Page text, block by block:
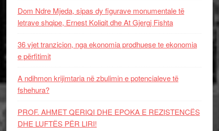
Dom Ndre Mjeda, sipas dy figurave monumentale të
letrave shqipe, Ernest Koliqit dhe At Gjergj Fishta
36 vjet tranzicion, nga ekonomia prodhuese te ekonomia
e përfitimit
A ndihmon krijimtaria në zbulimin e potencialeve të
fshehura?
PROF. AHMET QERIQI DHE EPOKA E REZISTENCЁS
DHE LUFTЁS PЁR LIRI!